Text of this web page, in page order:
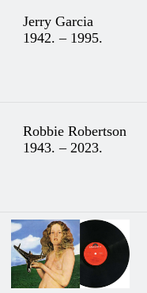
Jerry Garcia
1942. – 1995.
Robbie Robertson
1943. – 2023.